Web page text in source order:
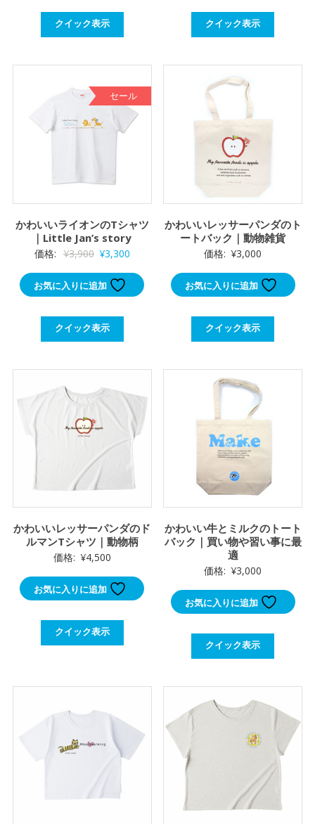
クイック表示 クイック表示
セール
かわいいライオンのTシャツ
｜Little Jan’s story
価格: ¥3,900 元
の
価
は
¥3,900
た。
¥3,300現
在
す。
お気に入りに追加
クイック表示
かわいいレッサーパンダのト
ートバック｜動物雑貨
価格: ¥3,000
お気に入りに追加
クイック表示
かわいいレッサーパンダのド
ルマンTシャツ｜動物柄
価格: ¥4,500
お気に入りに追加
クイック表示
かわいい牛とミルクのトート
バック｜買い物や習い事に最
適
価格: ¥3,000
お気に入りに追加
クイック表示